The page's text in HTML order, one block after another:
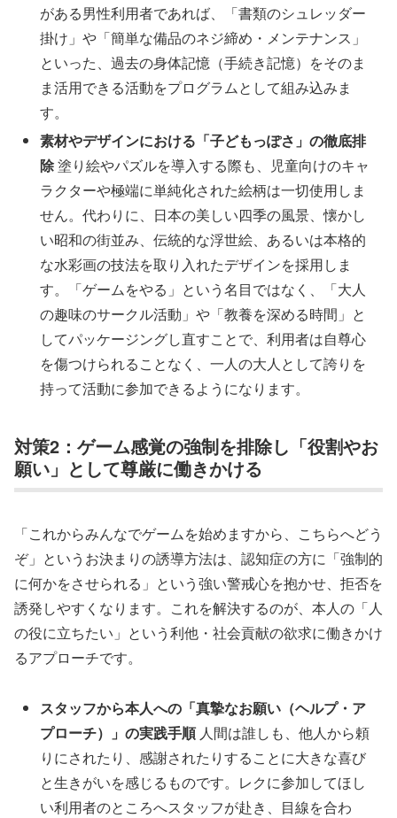
がある男性利用者であれば、「書類のシュレッダー
掛け」や「簡単な備品のネジ締め・メンテナンス」
といった、過去の身体記憶（手続き記憶）をそのま
ま活用できる活動をプログラムとして組み込みま
す。
素材やデザインにおける「子どもっぽさ」の徹底排
除塗り絵やパズルを導入する際も、児童向けのキャ
ラクターや極端に単純化された絵柄は一切使用しま
せん。代わりに、日本の美しい四季の風景、懐かし
い昭和の街並み、伝統的な浮世絵、あるいは本格的
な水彩画の技法を取り入れたデザインを採用しま
す。「ゲームをやる」という名目ではなく、「大人
の趣味のサークル活動」や「教養を深める時間」と
してパッケージングし直すことで、利用者は自尊心
を傷つけられることなく、一人の大人として誇りを
持って活動に参加できるようになります。
対策2：ゲーム感覚の強制を排除し「役割やお
願い」として尊厳に働きかける
「これからみんなでゲームを始めますから、こちらへどう
ぞ」というお決まりの誘導方法は、認知症の方に「強制的
に何かをさせられる」という強い警戒心を抱かせ、拒否を
誘発しやすくなります。これを解決するのが、本人の「人
の役に立ちたい」という利他・社会貢献の欲求に働きかけ
るアプローチです。
スタッフから本人への「真摯なお願い（ヘルプ・ア
プローチ）」の実践手順人間は誰しも、他人から頼
りにされたり、感謝されたりすることに大きな喜び
と生きがいを感じるものです。レクに参加してほし
い利用者のところへスタッフが赴き、目線を合わ